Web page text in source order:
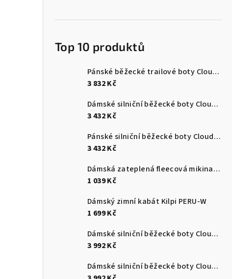
Top 10 produktů
Pánské běžecké trailové boty Cloudultra 3
3 832 Kč
Dámské silniční běžecké boty Cloudswift 4
3 432 Kč
Pánské silniční běžecké boty Cloudsurfer Max
3 432 Kč
Dámská zateplená fleecová mikina s kapucí Kilpi NEVIA-W
1 039 Kč
Dámský zimní kabát Kilpi PERU-W
1 699 Kč
Dámské silniční běžecké boty Cloudmonster 3
3 992 Kč
Dámské silniční běžecké boty Cloudmonster 3